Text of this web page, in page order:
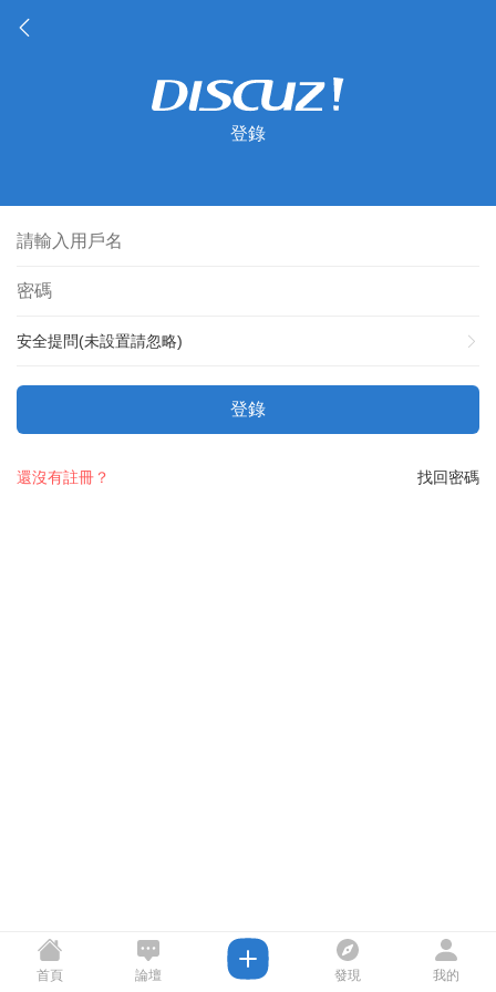
登錄
安全提問(未設置請忽略)
登錄
找回密碼
還沒有註冊？
首頁 論壇 發現 我的